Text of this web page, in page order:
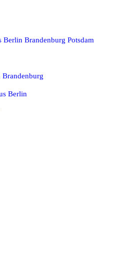
Berlin Brandenburg Potsdam
Berlin